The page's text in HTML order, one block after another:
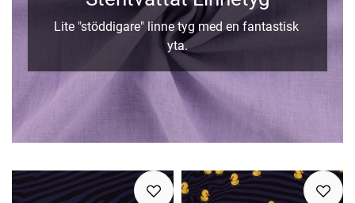
Lite "stöddigare" linne tyg med en fantastisk
yta.